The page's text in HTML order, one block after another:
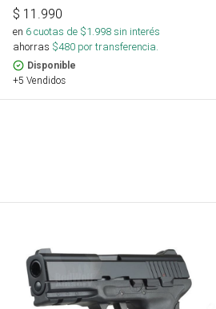
$ 11.990
en 6cuotas de $1.998sin interés
ahorras $480 por transferencia.
Disponible
+5 Vendidos